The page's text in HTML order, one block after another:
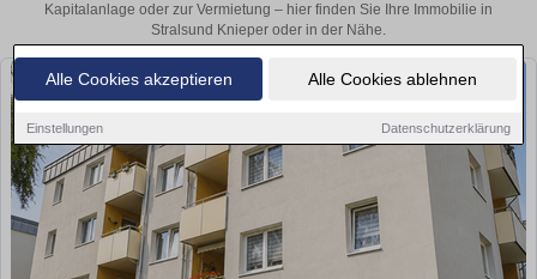
Alle Cookies akzeptieren Alle Cookies ablehnen
Einstellungen Datenschutzerklärung
Kapitalanlage oder zur Vermietung – hier finden Sie Ihre Immobilie in
Stralsund Knieper oder in der Nähe.